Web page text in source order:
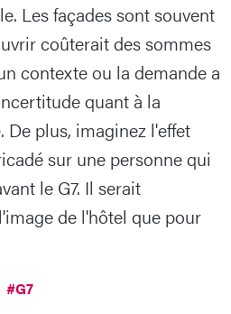
Les façades sont souvent
coûterait des sommes
contexte ou la demande a
quant à la
plus, imaginez l'effet
sur une personne qui
le G7. Il serait
de l'hôtel que pour
#G7